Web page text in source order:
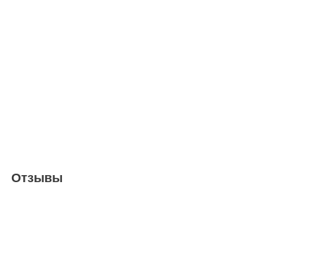
Отзывы